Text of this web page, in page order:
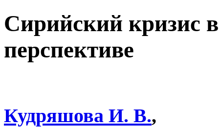
Сирийский кризис
перспективе
Кудряшова И. В.,